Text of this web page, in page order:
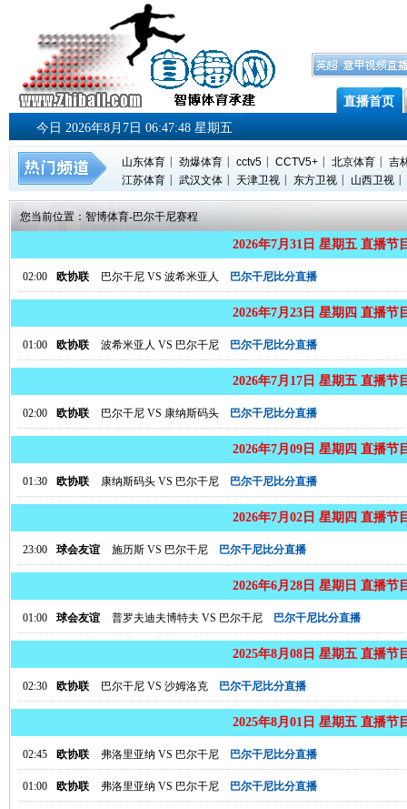
直播首页
今日 2026年8月7日 06:47:49 星期五
山东体育 劲爆体育 cctv5 CCTV5+ 北京体育
吉
江苏体育 | 武汉文体 | 天津卫视 | 东方卫视 | 山西卫视 |
您当前位置： 智博体育-巴尔干尼赛程
2026年7月31日 星期五 直播节
02:00 欧协联 巴尔干尼 VS 波希米亚人 巴尔干尼比分直播
2026年7月23日 星期四 直播节
01:00 欧协联 波希米亚人 VS 巴尔干尼 巴尔干尼比分直播
2026年7月17日 星期五 直播节
02:00 欧协联 巴尔干尼 VS 康纳斯码头 巴尔干尼比分直播
2026年7月09日 星期四 直播节
01:30 欧协联 康纳斯码头 VS 巴尔干尼 巴尔干尼比分直播
2026年7月02日 星期四 直播节
23:00 球会友谊 施历斯 VS 巴尔干尼 巴尔干尼比分直播
2026年6月28日 星期日 直播节
01:00 球会友谊 普罗夫迪夫博特夫 VS 巴尔干尼 巴尔干尼比分直播
2025年8月08日 星期五 直播节
02:30 欧协联 巴尔干尼 VS 沙姆洛克 巴尔干尼比分直播
2025年8月01日 星期五 直播节
02:45 欧协联 弗洛里亚纳 VS 巴尔干尼 巴尔干尼比分直播
01:00 欧协联 弗洛里亚纳 VS 巴尔干尼 巴尔干尼比分直播